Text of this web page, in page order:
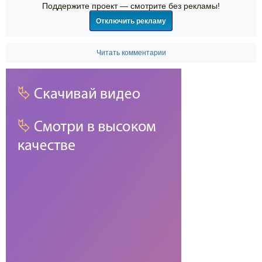
Поддержите проект — смотрите без рекламы!
Отключить рекламу
Читать комментарии